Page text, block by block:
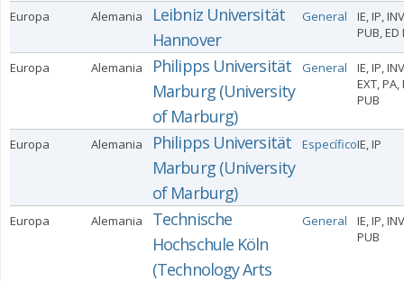
Europa
Alemania
Leibniz Universität
Hannover
General
IE, IP,
PUB, ED
Europa Alemania
Philipps Universität
Marburg (University
of Marburg)
General
IE, IP,
EXT, PA,
PUB
Europa Alemania
Philipps Universität
Marburg (University
of Marburg)
EspecíficoIE, IP
Europa Alemania
Technische
Hochschule Köln
(Technology Arts
General
IE, IP,
PUB